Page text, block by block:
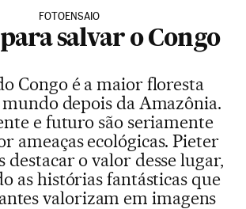
FOTOENSAIO
salvar o Congo
Congo é a maior floresta
depois da Amazônia.
e futuro são seriamente
ameaças ecológicas. Pieter
destacar o valor desse lugar,
as histórias fantásticas que
valorizam em imagens